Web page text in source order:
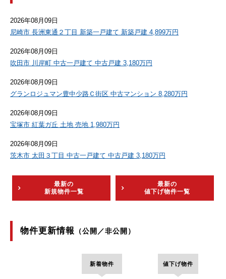
2026年08月09日
尼崎市 長洲東通２丁目 新築一戸建て 新築戸建 4,899万円
2026年08月09日
吹田市 川岸町 中古一戸建て 中古戸建 3,180万円
2026年08月09日
グランロジュマン豊中少路Ｃ街区 中古マンション 8,280万円
2026年08月09日
宝塚市 紅葉ガ丘 土地 売地 1,980万円
2026年08月09日
茨木市 太田３丁目 中古一戸建て 中古戸建 3,180万円
最新の
新規物件一覧
最新の
値下げ物件一覧
物件更新情報 （公開／非公開）
新着物件 値下げ物件